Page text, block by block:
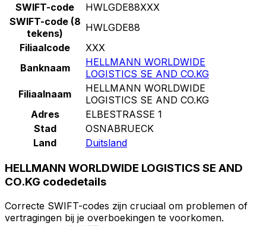
SWIFT-code
HWLGDE88XXX
SWIFT-code (8
tekens)
HWLGDE88
Filiaalcode
XXX
Banknaam
HELLMANN WORLDWIDE
LOGISTICS SE AND CO.KG
Filiaalnaam
HELLMANN WORLDWIDE
LOGISTICS SE AND CO.KG
Adres
ELBESTRASSE 1
Stad
OSNABRUECK
Land
Duitsland
HELLMANN WORLDWIDE LOGISTICS SE AND
CO.KG codedetails
Correcte SWIFT-codes zijn cruciaal om problemen of
vertragingen bij je overboekingen te voorkomen.